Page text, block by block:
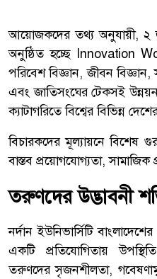
আয়োজকদের তথ্য অনুযায়ী, ২
অনুষ্ঠিত হচ্ছে Innovation
পরিবেশ বিজ্ঞান, জীবন বিজ্ঞান,
এবং জাতিসংঘের টেকসই উন্নয়ন
ক্যাটাগরিতে বিশ্বের বিভিন্ন
বিচারকদের মূল্যায়নে বিশেষ
বাস্তব প্রয়োগযোগ্যতা, সামাজিক
তরুণদের উদ্ভাবনী
নর্দান ইউনিভার্সিটি
একটি প্রতিযোগিতায়
তরুণদের সৃজনশীলতা,